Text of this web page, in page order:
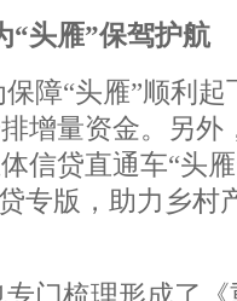
“头雁”保驾护航
障“头雁”顺利
增量资金。另外
信贷直通车“头
专版，助力乡村
门梳理形成了